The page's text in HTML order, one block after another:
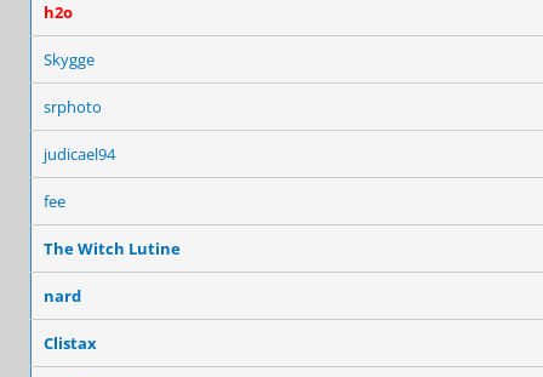
h2o
Skygge
srphoto
judicael94
fee
The Witch Lutine
nard
Clistax